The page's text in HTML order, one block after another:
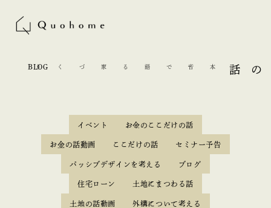
BLOG ここだけの話
本音で語る家づくり
イベント お金のここだけの話
お金の話動画 ここだけの話 セミナー予告
パッシブデザインを考える ブログ
住宅ローン 土地にまつわる話
土地の話動画 外構について考える